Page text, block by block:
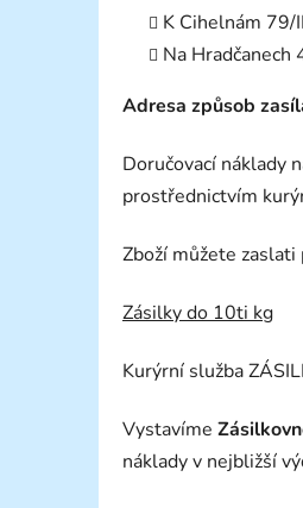
K Cihelnám 79/
Na
Adresa způsob
Doručovací náklady
prostřednictvím
Zboží můžete
Zásilky do 10ti kg
Kurýrní služba
Vystavíme
náklady v nejbližší